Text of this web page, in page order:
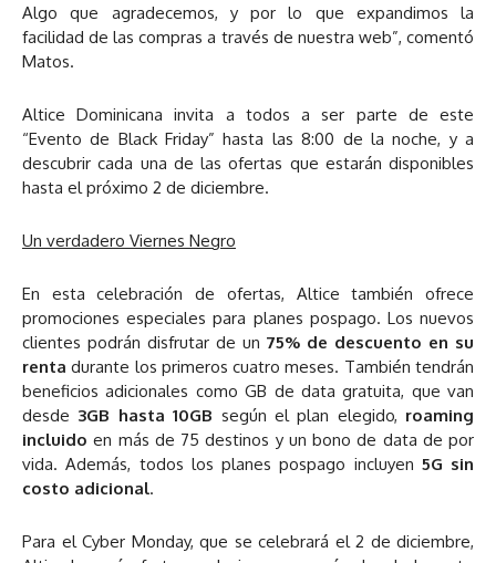
Algo que agradecemos, y por lo que expandimos la
facilidad de las compras a través de nuestra web”, comentó
Matos.
Altice Dominicana invita a todos a ser parte de este
“Evento de Black Friday” hasta las 8:00 de la noche, y a
descubrir cada una de las ofertas que estarán disponibles
hasta el próximo 2 de diciembre.
Un verdadero Viernes Negro
En esta celebración de ofertas, Altice también ofrece
promociones especiales para planes pospago. Los nuevos
clientes podrán disfrutar de un 75% de descuento en su
renta durante los primeros cuatro meses. También tendrán
beneficios adicionales como GB de data gratuita, que van
desde 3GB hasta 10GB según el plan elegido, roaming
incluido en más de 75 destinos y un bono de data de por
vida. Además, todos los planes pospago incluyen 5G sin
costo adicional.
Para el Cyber Monday, que se celebrará el 2 de diciembre,